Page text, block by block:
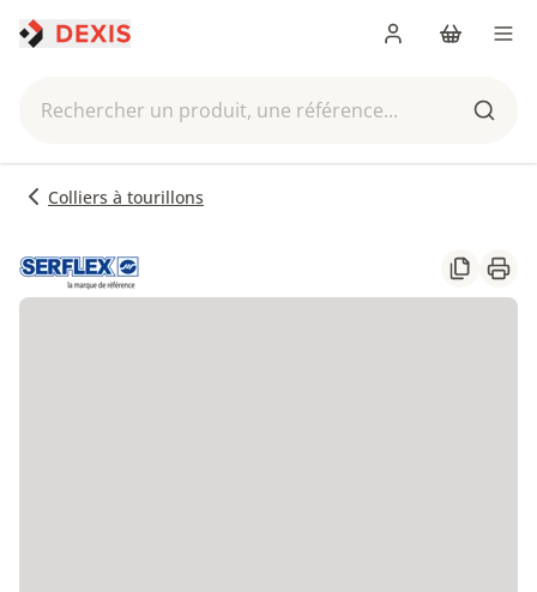
Rechercher un produit, une référence...
Panier
Colliers à tourillons
Partager